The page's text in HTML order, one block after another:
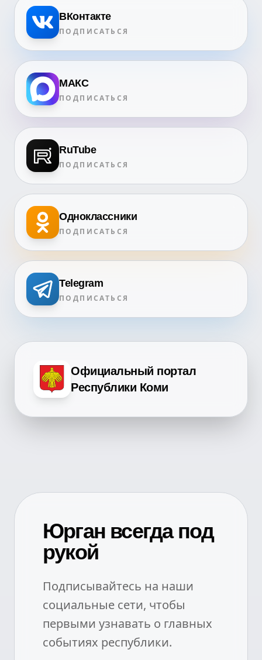
ВКонтакте
ПОДПИСАТЬСЯ
МАКС
ПОДПИСАТЬСЯ
RuTube
ПОДПИСАТЬСЯ
Одноклассники
ПОДПИСАТЬСЯ
Telegram
ПОДПИСАТЬСЯ
Официальный портал
Республики Коми
Юрган всегда под
рукой
Подписывайтесь на наши
социальные сети, чтобы
первыми узнавать о главных
событиях республики.